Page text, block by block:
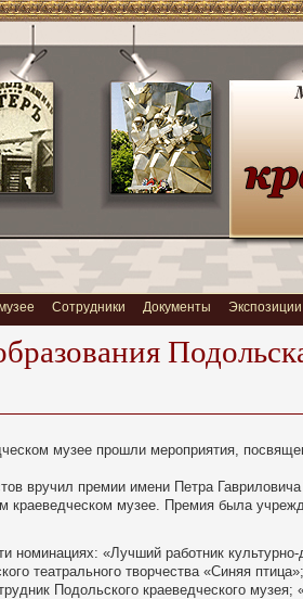
Сотрудники Документы Экспозиции
музее прошли мероприятия,
вручил премии имени Петра
краеведческом музее. Премия была
номинациях: «Лучший работник
театрального творчества «Синяя
Подольского краеведческого